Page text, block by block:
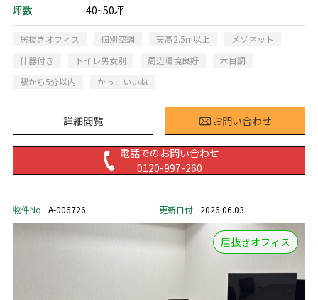
坪数
40~50坪
居抜きオフィス 個別空調 天高2.5m以上
メゾネット
什器付き
トイレ男女別 周辺環境良好
木目調
駅から5分以内
かっこいいね
詳細閲覧 お問い合わせ
電話でのお問い合わせ
0120-997-260
物件No A-006726 更新日付 2026.06.03
居抜きオフィス